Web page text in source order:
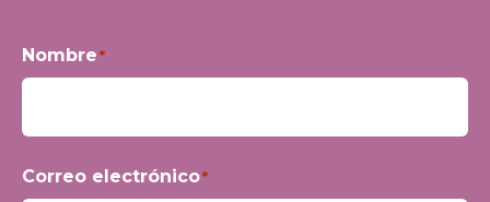
Nombre*
Correo electrónico*